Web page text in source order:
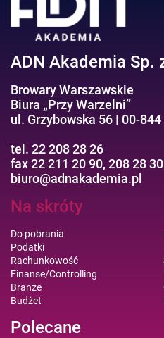
ADN Akademia Sp.
Browary Warszawskie
Biura „Przy Warzelni”
ul. Grzybowska 56 | 00-
tel. 22 208 28 26
fax 22 211 20 90, 208 28 30
biuro@adnakademia.pl
Na skróty
Do pobrania
Podatki
Rachunkowość
Finanse/Controlling
Branże
Budżet
Polecane